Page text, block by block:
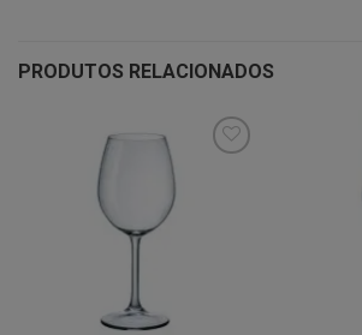
PRODUTOS RELACIONADOS